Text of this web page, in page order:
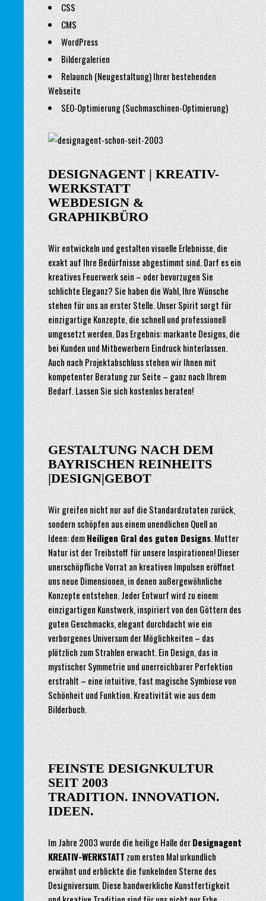
CSS
CMS
WordPress
Bildergalerien
Relaunch (Neugestaltung) Ihrer bestehenden
Webseite
SEO-Optimierung (Suchmaschinen-Optimierung)
DESIGNAGENT | KREATIV-
WERKSTATT
WEBDESIGN &
GRAPHIKBÜRO
Wir entwickeln und gestalten visuelle Erlebnisse, die
exakt auf Ihre Bedürfnisse abgestimmt sind. Darf es ein
kreatives Feuerwerk sein – oder bevorzugen Sie
schlichte Eleganz? Sie haben die Wahl, Ihre Wünsche
stehen für uns an erster Stelle. Unser Spirit sorgt für
einzigartige Konzepte, die schnell und professionell
umgesetzt werden. Das Ergebnis: markante Designs, die
bei Kunden und Mitbewerbern Eindruck hinterlassen.
Auch nach Projektabschluss stehen wir Ihnen mit
kompetenter Beratung zur Seite – ganz nach Ihrem
Bedarf. Lassen Sie sich kostenlos beraten!
GESTALTUNG NACH DEM
BAYRISCHEN REINHEITS
|DESIGN|GEBOT
Wir greifen nicht nur auf die Standardzutaten zurück,
sondern schöpfen aus einem unendlichen Quell an
Ideen: demHeiligen Gral des guten Designs. Mutter
Natur ist der Treibstoff für unsere Inspirationen! Dieser
unerschöpfliche Vorrat an kreativen Impulsen eröffnet
uns neue Dimensionen, in denen außergewöhnliche
Konzepte entstehen. Jeder Entwurf wird zu einem
einzigartigen Kunstwerk, inspiriert von den Göttern des
guten Geschmacks, elegant durchdacht wie ein
verborgenes Universum der Möglichkeiten – das
plötzlich zum Strahlen erwacht. Ein Design, das in
mystischer Symmetrie und unerreichbarer Perfektion
erstrahlt – eine intuitive, fast magische Symbiose von
Schönheit und Funktion. Kreativität wie aus dem
Bilderbuch.
FEINSTE DESIGNKULTUR
SEIT 2003
TRADITION. INNOVATION.
IDEEN.
Im Jahre 2003 wurde die heilige Halle derDesignagent
KREATIV-WERKSTATTzum ersten Mal urkundlich
erwähnt und erblickte die funkelnden Sterne des
Designiversum. Diese handwerkliche Kunstfertigkeit